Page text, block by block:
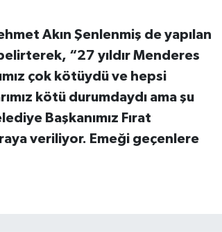
Akın Şenlenmiş de yapılan
“27 yıldır Menderes
çok kötüydü ve hepsi
kötü durumdaydı ama şu
Başkanımız Fırat
veriliyor. Emeği geçenlere